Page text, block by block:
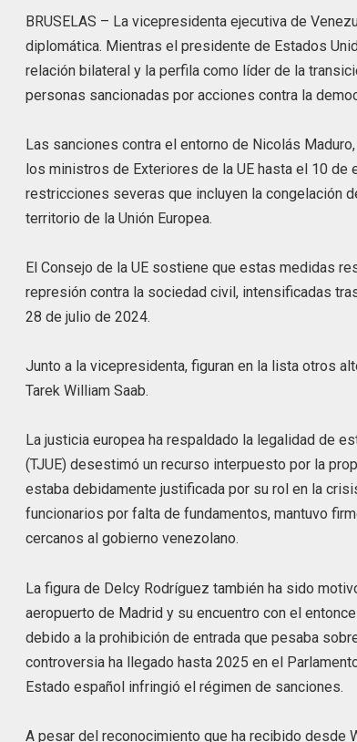
BRUSELAS – La vicepresidenta ejecutiva de
diplomática. Mientras el presidente de Estados
relación bilateral y la perfila como líder de la
personas sancionadas por acciones contra la
Las sanciones contra el entorno de Nicolás
los ministros de Exteriores de la UE hasta el 10 de
restricciones severas que incluyen la congelación
territorio de la Unión Europea.
El Consejo de la UE sostiene que estas medidas
represión contra la sociedad civil, intensificadas
28 de julio de 2024.
Junto a la vicepresidenta, figuran en la lista otros
Tarek William Saab.
La justicia europea ha respaldado la legalidad de
(TJUE) desestimó un recurso interpuesto por la
estaba debidamente justificada por su rol en la
funcionarios por falta de fundamentos, mantuvo
cercanos al gobierno venezolano.
La figura de Delcy Rodríguez también ha sido
aeropuerto de Madrid y su encuentro con el
debido a la prohibición de entrada que pesaba
controversia ha llegado hasta 2025 en el
Estado español infringió el régimen de sanciones.
A pesar del reconocimiento que ha recibido desde